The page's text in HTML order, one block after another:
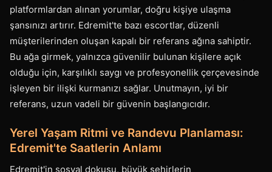
platformlardan alınan yorumlar, doğru kişiye ulaşma
şansınızı artırır. Edremit'te bazı escortlar, düzenli
müşterilerinden oluşan kapalı bir referans ağına sahiptir.
Bu ağa girmek, yalnızca güvenilir bulunan kişilere açık
olduğu için, karşılıklı saygı ve profesyonellik çerçevesinde
işleyen bir ilişki kurmanızı sağlar. Unutmayın, iyi bir
referans, uzun vadeli bir güvenin başlangıcıdır.
Yerel Yaşam Ritmi ve Randevu Planlaması:
Edremit'te Saatlerin Anlamı
Edremit'in sosyal dokusu, büyük şehirlerin